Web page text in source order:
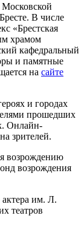
В числе
«Брестская
храмом
кафедральный
и памятные
на сайте
и городах
прошедших
Онлайн-
зрителей.
возрождению
возрождения
им. Л.
театров